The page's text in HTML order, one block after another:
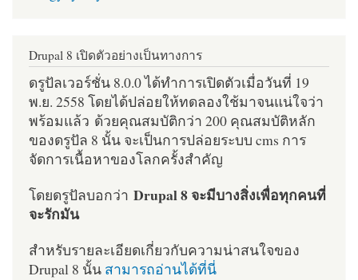
Drupal 8 เปิดตัวอย่างเป็นทางการ
ดรูปัลเวอร์ชั่น 8.0.0 ได้ทำการเปิดตัวเมื่อวันที่ 19
พ.ย. 2558 โดยได้ปล่อยให้ทดลองใช้มาจนแน่ใจว่า
พร้อมแล้ว ด้วยคุณสมบัติกว่า 200 คุณสมบัติหลัก
ของดรูปัล 8 นั้น จะเป็นการปล่อยระบบ cms การ
จัดการเนื้อหาของโลกครั้งสำคัญ
โดยดรูปัลบอกว่า Drupal 8 จะมีบางสิ่งเพื่อทุกคนที่
จะรักมัน
สำหรับรายละเอียดเกี่ยวกับความน่าสนใจของ
Drupal 8 นั้น สามารถอ่านได้ที่นี่